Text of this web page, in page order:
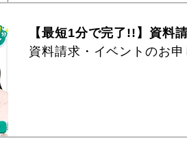
【最短1分で完了!!】資料
資料請求・イベントのお申